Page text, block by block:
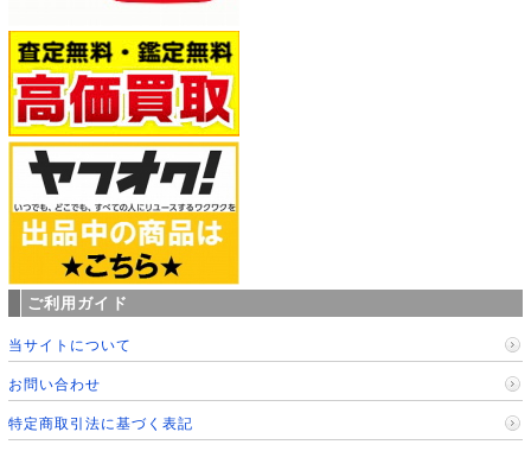
ご利用ガイド
当サイトについて
お問い合わせ
特定商取引法に基づく表記